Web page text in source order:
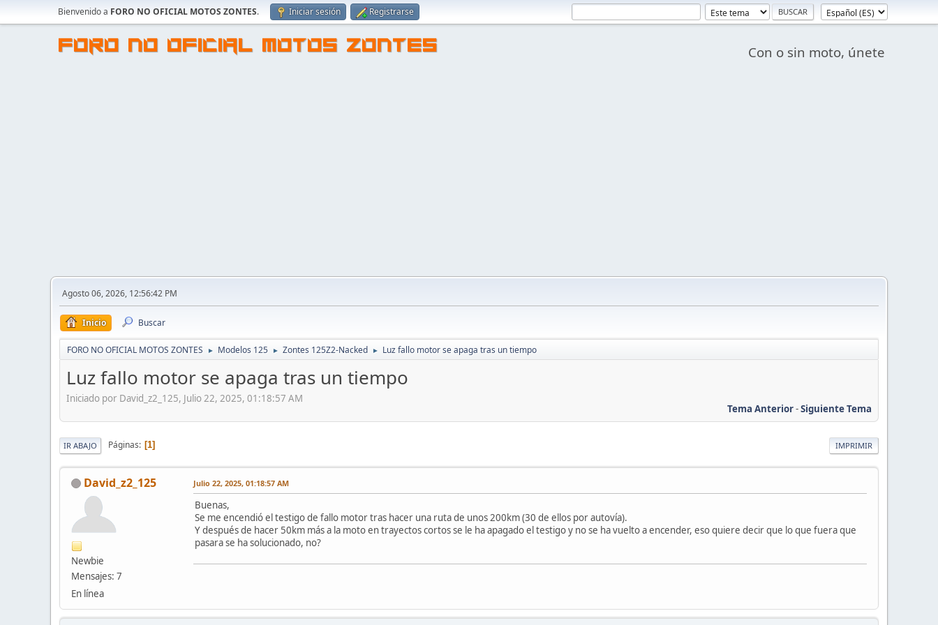
Bienvenido a FORO NO OFICIAL MOTOS ZONTES. Iniciar sesión Registrarse
FORO NO OFICIAL MOTOS ZONTES Con o sin moto, únete
Agosto 06, 2026, 12:56:42 PM
Inicio Buscar
FORO NO OFICIAL MOTOS ZONTES ► Modelos 125 ► Zontes 125Z2-Nacked ► Luz fallo motor se apaga tras un tiempo
Luz fallo motor se apaga tras un tiempo
Iniciado por David_z2_125, Julio 22, 2025, 01:18:57 AM
Tema Anterior-Siguiente Tema
IMPRIMIR
IR ABAJO Páginas 1
David_z2_125
Newbie
Mensajes: 7
En línea
Julio 22, 2025, 01:18:57 AM
Buenas,
Se me encendió el testigo de fallo motor tras hacer una ruta de unos 200km (30 de ellos por autovía).
Y después de hacer 50km más a la moto en trayectos cortos se le ha apagado el testigo y no se ha vuelto a encender, eso quiere decir que lo que fuera que
pasara se ha solucionado, no?